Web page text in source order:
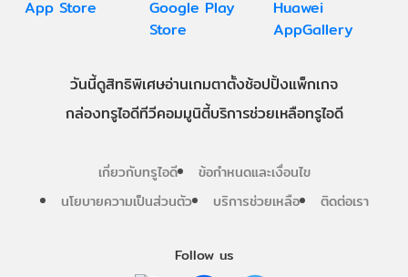
Follow us
วันนี้ดูสิทธิพิเศษอ่านเกมตาตั้งช้อปปิ้งแพ็กเกจ
กล่องทรูไอดีทีวีคอมมูนิตี้บริการช่วยเหลือทรูไอดี
เกี่ยวกับทรูไอดี
ข้อกำหนดและเงื่อนไข
นโยบายความเป็นส่วนตัว
บริการช่วยเหลือ ติดต่อเรา